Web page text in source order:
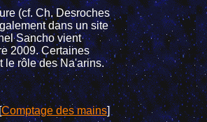
(cf.Ch. Desroches
dans un site
Sancho vient
2009. Certaines
le rôle des Na'arins.
Comptage des mains]